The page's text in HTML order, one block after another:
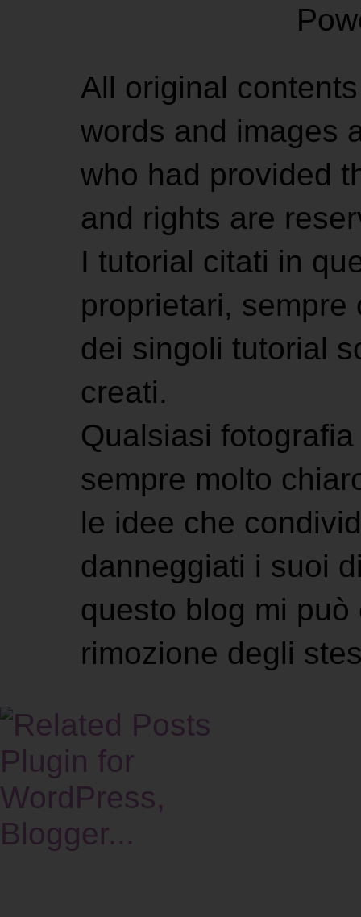
All original
words and images
who had provided
and rights are
I tutorial citati in
proprietari,
dei singoli tutorial
creati.
Qualsiasi
sempre molto
le idee che
danneggiati i suoi
questo blog mi
rimozione degli